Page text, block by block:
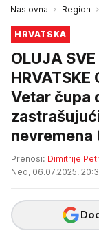
Naslovna Region
HRVATSKA
OLUJA SVE
HRVATSKE
Vetar čupa
nevremena
Prenosi: Dimitrije
Ned, 06.07.2025.